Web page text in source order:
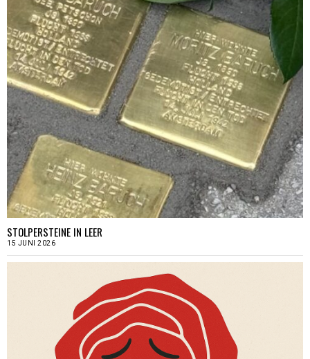
STOLPERSTEINE IN LEER
15 JUNI 2026